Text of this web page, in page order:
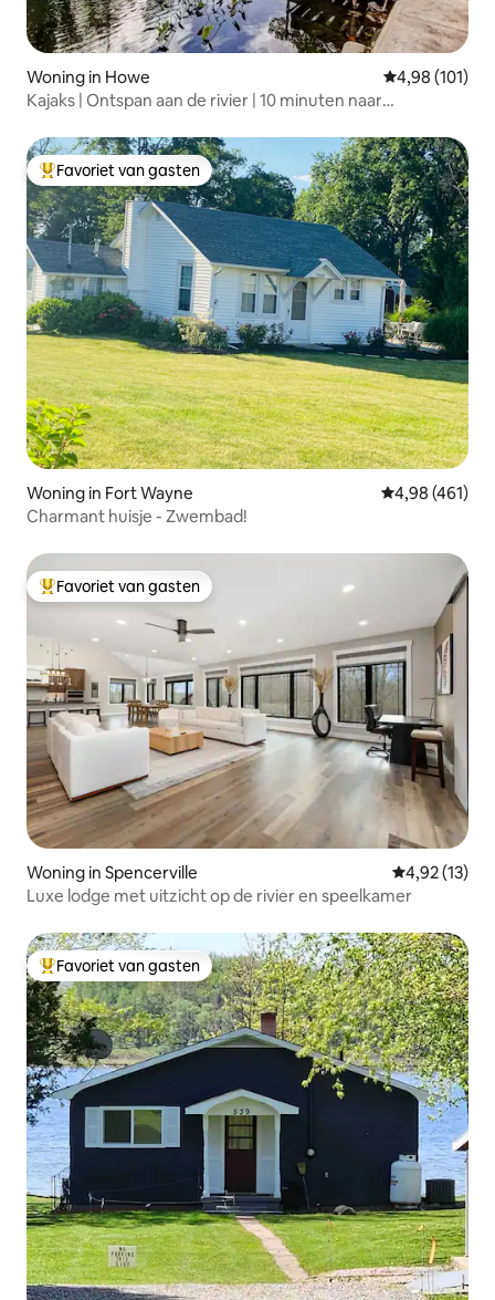
Woning in Howe Gemiddelde
4,98 (101)
Kajaks | Ontspan aan de rivier | 10 minuten naar
Topfavoriet van gasten
Favoriet van gasten
Woning in Fort Wayne Gemiddelde
4,98 (461)
Charmant huisje - Zwembad!
Topfavoriet van gasten
Favoriet van gasten
Woning in Spencerville Gemiddelde
4,92 (13)
Luxe lodge met uitzicht op de rivier en speelkamer
Topfavoriet van gasten
Favoriet van gasten